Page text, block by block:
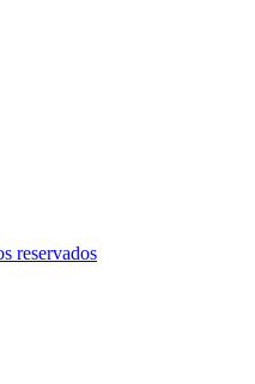
reservados